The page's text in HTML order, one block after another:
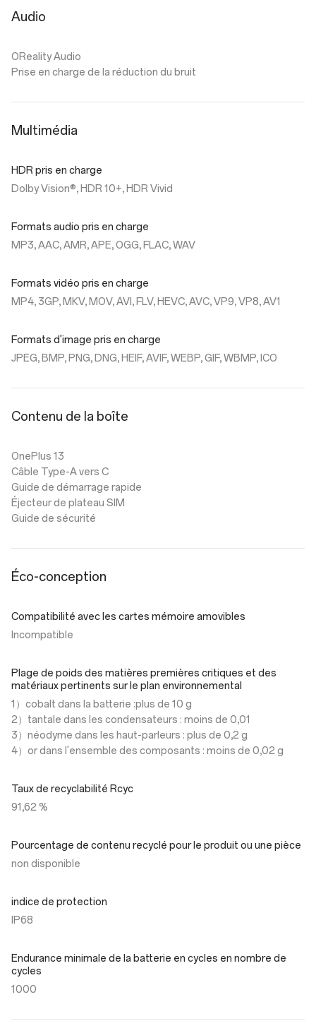
Audio
OReality Audio
Prise en charge de la réduction du bruit
Multimédia
HDR pris en charge
Dolby Vision®, HDR 10+, HDR Vivid
Formats audio pris en charge
MP3, AAC, AMR, APE, OGG, FLAC, WAV
Formats vidéo pris en charge
MP4, 3GP, MKV, MOV, AVI, FLV, HEVC, AVC, VP9, VP8, AV1
Formats d'image pris en charge
JPEG, BMP, PNG, DNG, HEIF, AVIF, WEBP, GIF, WBMP, ICO
Contenu de la boîte
OnePlus 13
Câble Type-A vers C
Guide de démarrage rapide
Éjecteur de plateau SIM
Guide de sécurité
Éco-conception
Compatibilité avec les cartes mémoire amovibles
Incompatible
Plage de poids des matières premières critiques et des
matériaux pertinents sur le plan environnemental
1）cobalt dans la batterie :plus de 10 g
2）tantale dans les condensateurs : moins de 0,01
3）néodyme dans les haut-parleurs : plus de 0,2 g
4）or dans l'ensemble des composants : moins de 0,02 g
Taux de recyclabilité Rcyc
91,62 %
Pourcentage de contenu recyclé pour le produit ou une pièce
non disponible
indice de protection
IP68
Endurance minimale de la batterie en cycles en nombre de
cycles
1000